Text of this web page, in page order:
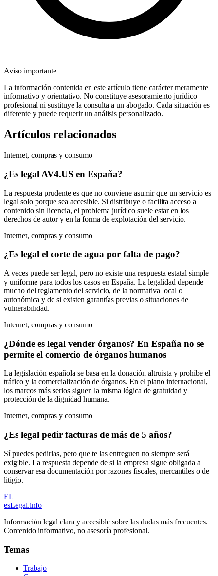
Aviso importante
La información contenida en este artículo tiene carácter meramente
informativo y orientativo. No constituye asesoramiento jurídico
profesional ni sustituye la consulta a un abogado. Cada situación es
diferente y puede requerir un análisis personalizado.
Artículos relacionados
Internet, compras y consumo
¿Es legal AV4.US en España?
La respuesta prudente es que no conviene asumir que un servicio es
legal solo porque sea accesible. Si distribuye o facilita acceso a
contenido sin licencia, el problema jurídico suele estar en los
derechos de autor y en la forma de explotación del servicio.
Internet, compras y consumo
¿Es legal el corte de agua por falta de pago?
A veces puede ser legal, pero no existe una respuesta estatal simple
y uniforme para todos los casos en España. La legalidad depende
mucho del reglamento del servicio, de la normativa local o
autonómica y de si existen garantías previas o situaciones de
vulnerabilidad.
Internet, compras y consumo
¿Dónde es legal vender órganos? En España no se
permite el comercio de órganos humanos
La legislación española se basa en la donación altruista y prohíbe el
tráfico y la comercialización de órganos. En el plano internacional,
los marcos más serios siguen la misma lógica de gratuidad y
protección de la dignidad humana.
Internet, compras y consumo
¿Es legal pedir facturas de más de 5 años?
Sí puedes pedirlas, pero que te las entreguen no siempre será
exigible. La respuesta depende de si la empresa sigue obligada a
conservar esa documentación por razones fiscales, mercantiles o de
litigio.
EL
esLegal.info
Información legal clara y accesible sobre las dudas más frecuentes.
Contenido informativo, no asesoría profesional.
Temas
Trabajo